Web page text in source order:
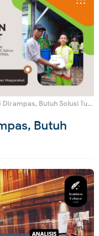
Butuh Solusi Tuntas
Butuh